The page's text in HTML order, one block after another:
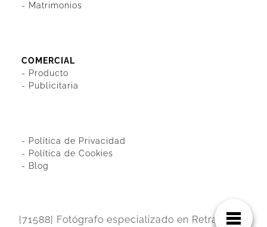
- Matrimonios
COMERCIAL
- Producto
- Publicitaria
- Política de Privacidad
- Política de Cookies
- Blog
|71588| Fotógrafo especializado en Retrato